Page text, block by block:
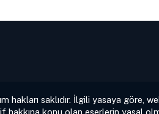
hakları saklıdır. İlgili yasaya göre,
konu olan eserlerin yasal